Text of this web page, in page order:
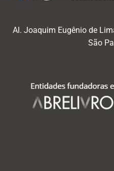
Al. Joaquim Eugênio de
São